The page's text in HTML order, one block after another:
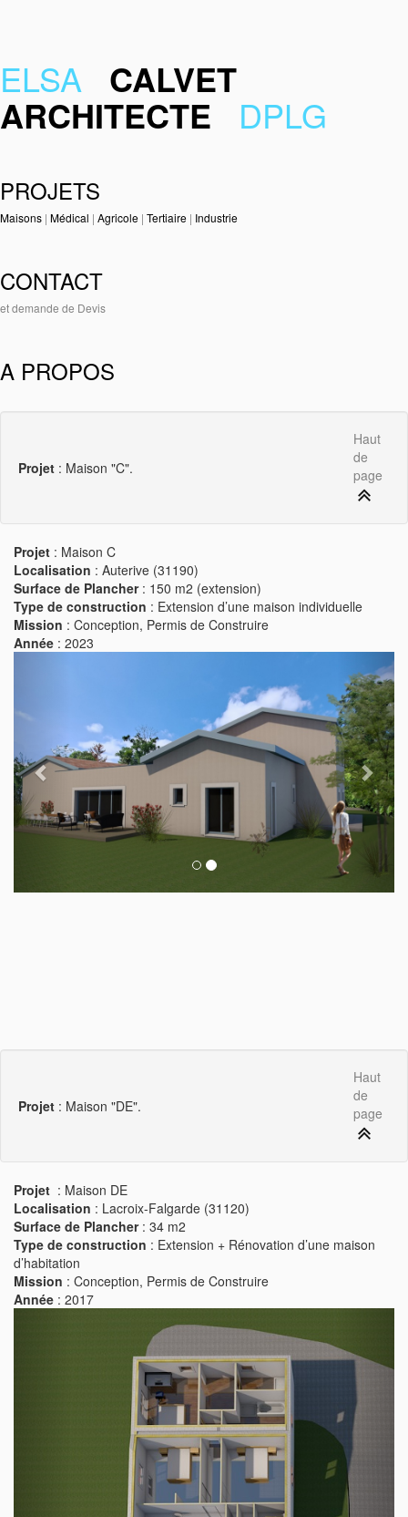
ELSA CALVET
ARCHITECTE DPLG
PROJETS
Maisons | Médical | Agricole | Tertiaire | Industrie
CONTACT
et demande de Devis
A PROPOS
Projet : Maison "C".
Haut
de
page
Projet : Maison C
Localisation : Auterive (31190)
Surface de Plancher: 150 m2 (extension)
Type de construction : Extension d’une maison individuelle
Mission : Conception, Permis de Construire
Année : 2023
Next
Projet : Maison "DE".
Haut
de
page
Projet : Maison DE
Localisation : Lacroix-Falgarde (31120)
Surface de Plancher: 34 m2
Type de construction : Extension + Rénovation d’une maison
d’habitation
Mission : Conception, Permis de Construire
Année : 2017